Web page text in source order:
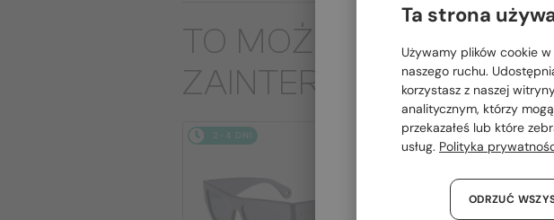
TO MOŻE CIĘ
ZAINTERESOWAĆ
2-4 DNI 2-4 DNI
Proszę wybierz
Polska /
România
Austria /
Ta strona
Używamy plików cookie
naszego ruchu.
korzystasz z naszej
analitycznym, którzy
przekazałeś lub które
usług. Polityka
ODRZUĆ